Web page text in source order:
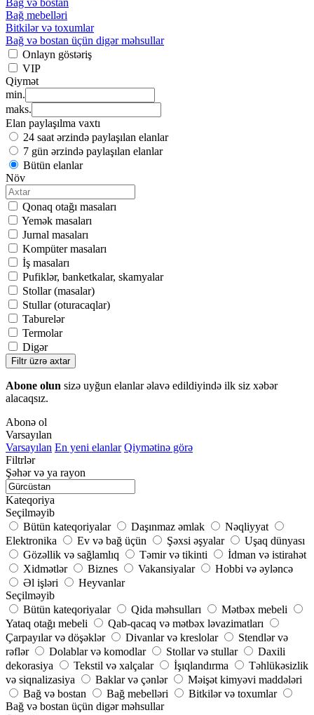
Bağ və bostan
Bağ mebelləri
Bitkilər və toxumlar
Bağ və bostan üçün digər məhsullar
Onlayn göstəriş
VIP
Qiymət
min.
maks.
Elan paylaşılma vaxtı
24 saat ərzində paylaşılan elanlar
7 gün ərzində paylaşılan elanlar
Bütün elanlar
Növ
Qonaq otağı masaları
Yemək masaları
Jurnal masaları
Kompüter masaları
İş masaları
Pufiklər, banketkalar, skamyalar
Stollar (masalar)
Stullar (oturacaqlar)
Taburelər
Termolar
Digər
Filtr üzrə axtar
Abone olun sizə uyğun elanlar əlavə edildiyində ilk siz xəbər
alacaqsız.
Abonə ol
Varsayılan
Varsayılan En yeni elanlar Qiymətinə görə
Filtrlər
Şəhər və ya rayon
Kateqoriya
Seçilməyib
Bütün kateqoriyalar
Daşınmaz əmlak
Nəqliyyat
Elektronika
Ev və bağ üçün Şəxsi əşyalar
Uşaq dünyası
Gözəllik və sağlamlıq
Təmir və tikinti
İdman və istirahət
Xidmətlər
Biznes Vakansiyalar
Hobbi və əyləncə
Əl işləri
Heyvanlar
Seçilməyib
Bütün kateqoriyalar
Qida məhsulları
Mətbəx mebeli
Yataq otağı mebeli
Qab-qacaq və mətbəx ləvazimatları
Çarpayılar və döşəklər
Divanlar və kreslolar
Stendlər və
rəflər
Dolablar və komodlar Stollar və stullar
Daxili
dekorasiya
Tekstil və xalçalar İşıqlandırma
Təhlükəsizlik
və siqnalizasiya
Baklar və çənlər
Məişət kimyəvi maddələri
Bağ və bostan
Bağ mebelləri
Bitkilər və toxumlar
Bağ və bostan üçün digər məhsullar